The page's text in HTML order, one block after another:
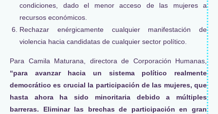
condiciones, dado el menor acceso de las mujeres a
recursos económicos.
Rechazar enérgicamente cualquier manifestación de
violencia hacia candidatas de cualquier sector político.
Para Camila Maturana, directora de Corporación Humanas,
“para avanzar hacia un sistema político realmente
democrático es crucial la participación de las mujeres, que
hasta ahora ha sido minoritaria debido a múltiples
barreras. Eliminar las brechas de participación en gran